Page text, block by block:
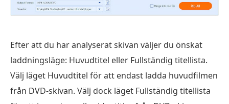
Efter att du har analyserat skivan väljer du önskat
laddningsläge: Huvudtitel eller Fullständig titellista.
Välj läget Huvudtitel för att endast ladda huvudfilmen
från DVD-skivan. Välj dock läget Fullständig titellista